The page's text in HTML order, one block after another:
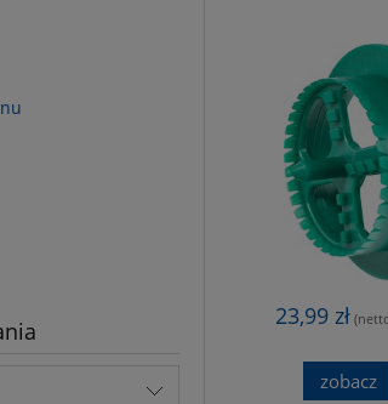
23,99 zł
zobacz